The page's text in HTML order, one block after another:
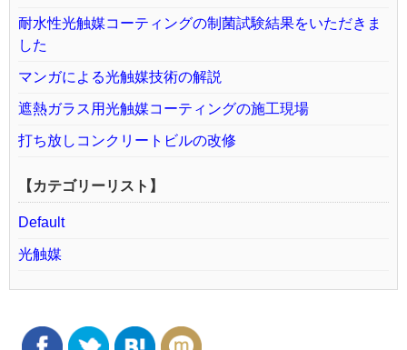
耐水性光触媒コーティングの制菌試験結果をいただきま
した
マンガによる光触媒技術の解説
遮熱ガラス用光触媒コーティングの施工現場
打ち放しコンクリートビルの改修
【カテゴリーリスト】
Default
光触媒